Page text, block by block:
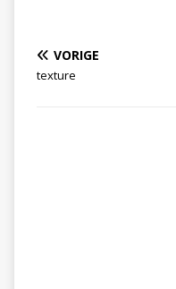
VORIGE
texture